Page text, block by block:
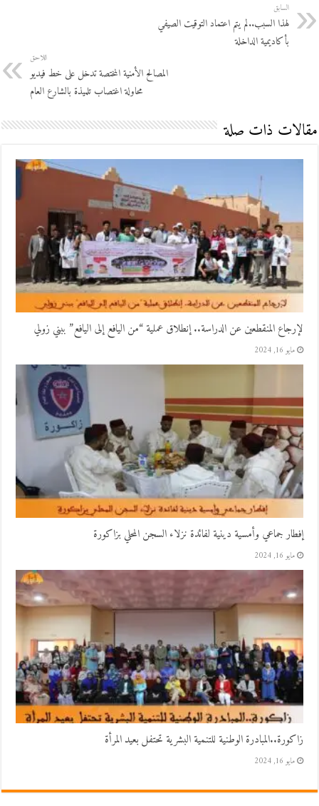
السابق
لهذا السبب..لم يتم اعتماد التوقيت الصيفي
بأكاديمية الداخلة
اللاحق
المصالح الأمنية المختصة تدخل على خط فيديو
محاولة اغتصاب تلميذة بالشارع العام
مقالات ذات صلة
لإرجاع المنقطعين عن الدراسة.. إنطلاق عملية “من اليافع إلى اليافع” ببني زولي
مايو 16, 2024
إفطار جماعي وأمسية دينية لفائدة نزلاء السجن المحلي بزاكورة
مايو 16, 2024
زاكورة..المبادرة الوطنية للتنمية البشرية تحتفل بعيد المرأة
مايو 16, 2024